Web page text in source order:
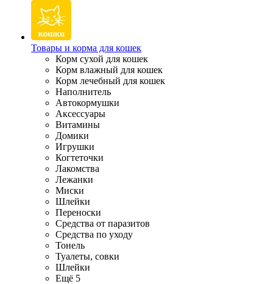
Товары и корма для кошек
Корм сухой для кошек
Корм влажный для кошек
Корм лечебный для кошек
Наполнитель
Автокормушки
Аксессуары
Витамины
Домики
Игрушки
Когтеточки
Лакомства
Лежанки
Миски
Шлейки
Переноски
Средства от паразитов
Средства по уходу
Тонель
Туалеты, совки
Шлейки
Ещё 5